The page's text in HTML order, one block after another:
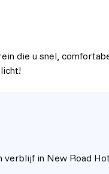
die u snel,
in New Road